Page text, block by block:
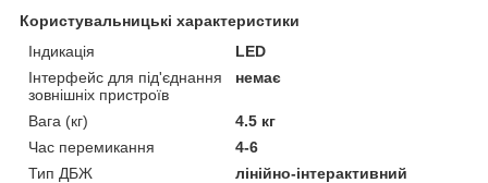
Користувальницькі характеристики
Індикація
LED
Інтерфейс для під'єднання
зовнішніх пристроїв
немає
Вага (кг)
4.5 кг
Час перемикання
4-6
Тип ДБЖ
лінійно-інтерактивний